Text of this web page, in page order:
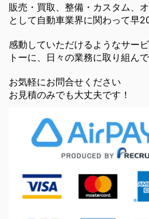
販売・買取、整備・カスタム、
として自動車業界に関わって早
感動していただけるようなサー
トーに、日々の業務に取り組ん
お気軽にお問合せください
お見積のみでも大丈夫です！